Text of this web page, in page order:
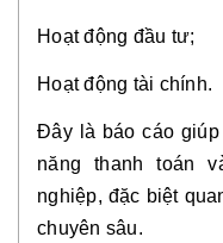
Hoạt động đầu tư;
Hoạt động tài chính.
Đây là báo cáo
năng thanh toán
nghiệp, đặc biệt
chuyên sâu.